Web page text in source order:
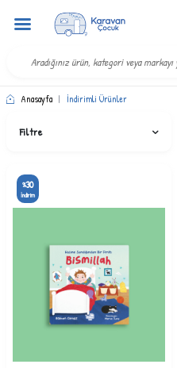
Anasayfa | İndirimli Ürünler
Filtre
%30
İndirim